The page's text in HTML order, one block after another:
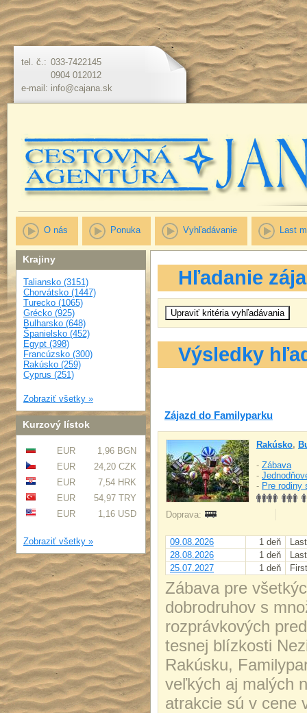
tel. č.: 033-7422145
0904 012012
e-mail: info@cajana.sk
O nás Ponuka Vyhľadávanie Last
Krajiny
Taliansko (3151)
Chorvátsko (1447)
Turecko (1065)
Grécko (925)
Bulharsko (648)
Španielsko (452)
Egypt (398)
Francúzsko (300)
Rakúsko (259)
Cyprus (251)
Zobraziť všetky »
Kurzový lístok
EUR
1,96 BGN
EUR
24,20 CZK
EUR
7,54 HRK
EUR
54,97 TRY
EUR
1,16 USD
Zobraziť všetky »
Hľadanie
Výsledky
Zájazd do Familyparku
Rakúsko,
- Zábava
-
- Pre rodiny
Doprava:
09.08.2026 1 deň
28.08.2026
1 deň
25.07.2027
1 deň
Zábava pre
dobrodruhov s
rozprávkových
tesnej blízkosti
Rakúsku,
veľkých aj malých
atrakcie sú v cene